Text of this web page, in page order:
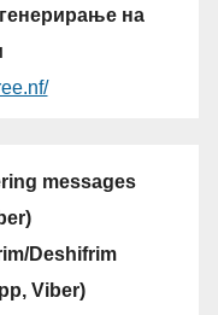
на
messages
Deshifrim
Viber)